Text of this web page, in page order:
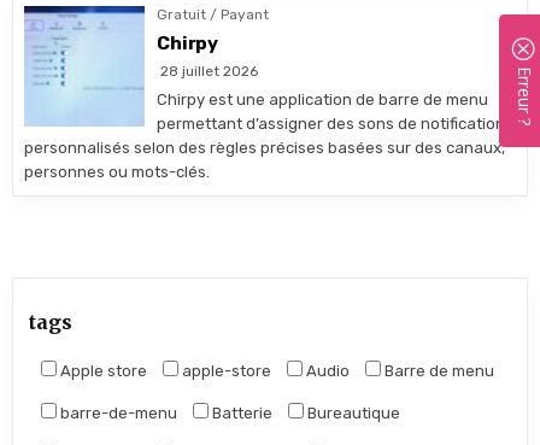
Gratuit / Payant
Chirpy
28 juillet 2026
Chirpy est une application de barre de menu
permettant d’assigner des sons de notification
personnalisés selon des règles précises basées sur des canaux,
personnes ou mots-clés.
tags
Apple store apple-store Audio Barre de menu
barre-de-menu Batterie Bureautique
Erreur ?